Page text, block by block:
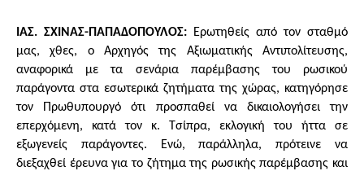
ΙΑΣ. ΣΧΙΝΑΣ-ΠΑΠΑΔΟΠΟΥΛΟΣ:
Ερωτηθείς από τον σταθμό
μας, χθες, ο Αρχηγός της Αξιωματικής Αντιπολίτευσης,
αναφορικά με τα σενάρια παρέμβασης του ρωσικού
παράγοντα στα εσωτερικά ζητήματα της χώρας, κατηγόρησε
τον Πρωθυπουργό ότι προσπαθεί να δικαιολογήσει την
επερχόμενη, κατά τον κ. Τσίπρα, εκλογική του ήττα σε
εξωγενείς παράγοντες. Ενώ, παράλληλα, πρότεινε να
διεξαχθεί έρευνα για το ζήτημα της ρωσικής παρέμβασης και